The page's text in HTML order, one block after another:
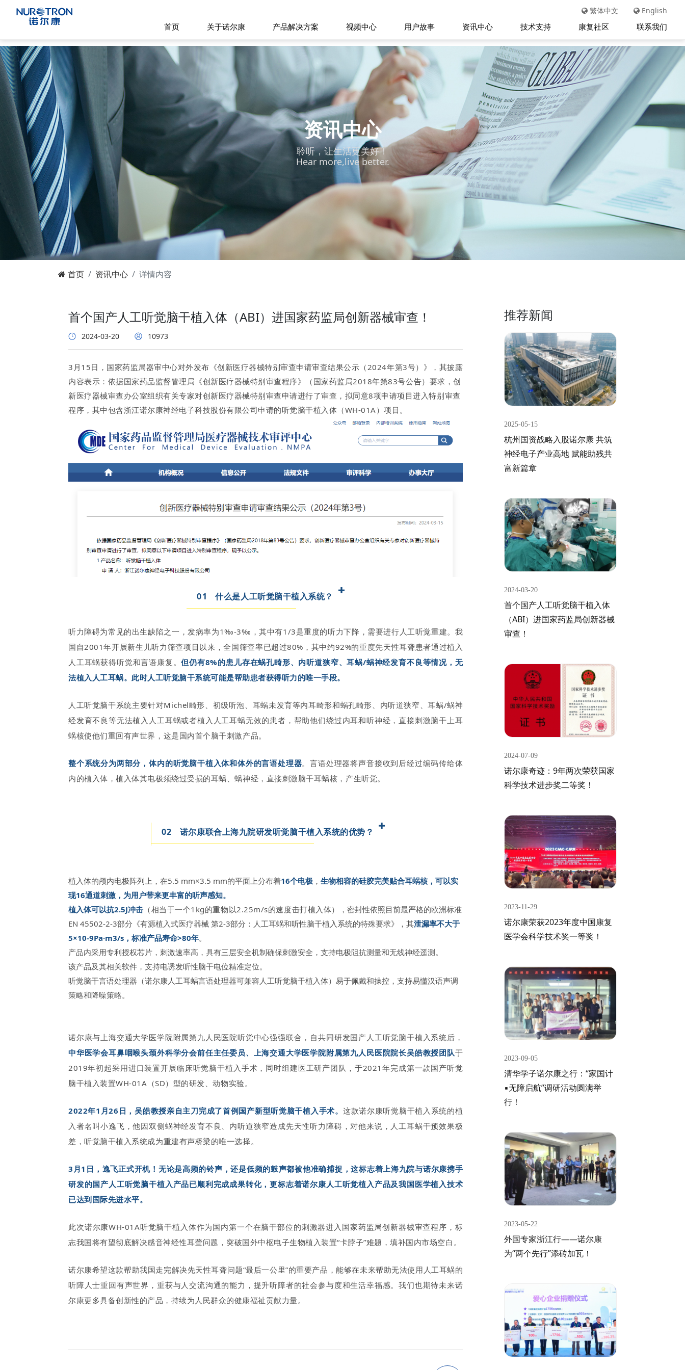
繁体中文 English
首页 关于诺尔康 产品解决方案 视频中心 用户故事 资讯中心 技术支持 康复社区 联系我们
资讯中心
聆听，让生活更美好！
Hear more,live better.
首页 资讯中心 详情内容
首个国产人工听觉脑干植入体（ABI）进国家药监局创新器械审查！
2024-03-20 10973
3 月 15日， 国家药监局器审中心对外发布《创新医疗器械特别审查申请审查结果公示（2024年第3号）》 ， 其披露
内容表示： 依据国家药品监督管理局《创新医疗器械特别审查程序》（国家药监局2018年第83号公告）要求，创
新医疗器械审查办公室组织有关专家对创新医疗器械特别审查申请进行了审查，拟同意8项申请项目进入特别审查
程序 ， 其中包含浙江诺尔康神经电子科技股份有限公司申请的听觉脑干植入体（WH-01A）项目。
01 什么是人工听觉脑干植入系统？
听力障碍为常见的出生缺陷之一，发病率为1‰-3‰，其中有1/3是重度的听力下降，需要进行人工听觉重建。我
国自2001年开展新生儿听力筛查项目以来，全国筛查率已超过80%，其中约92%的重度先天性耳聋患者通过植入
人工耳蜗获得听觉和言语康复。但仍有8%的患儿存在蜗孔畸形、内听道狭窄、耳蜗/蜗神经发育不良等情况，无
法植入人工耳蜗。此时人工听觉脑干系统可能是帮助患者获得听力的唯一手段。
人工听觉脑干系统主要针对Michel畸形、初级听泡、耳蜗未发育等内耳畸形和蜗孔畸形、内听道狭窄、耳蜗/蜗神
经发育不良等无法植入人工耳蜗或者植入人工耳蜗无效的患者，帮助他们绕过内耳和听神经，直接刺激脑干上耳
蜗核使他们重回有声世界，这是国内首个脑干刺激产品。
整个系统分为两部分，体内的听觉脑干植入体和体外的言语处理器。言语处理器将声音接收到后经过编码传给体
内的植入体，植入体其电极须绕过受损的耳蜗、蜗神经，直接刺激脑干耳蜗核，产生听觉。
02 诺尔康联合上海九院研发听觉脑干植入系统的优势？
植入体的颅内电极阵列上，在5.5 mm×3.5 mm的平面上分布着16个电极 ， 生物相容的硅胶完美贴合耳蜗核，可以实
现16通道刺激，为用户带来更丰富的听声感知。
植入体可以抗2.5J冲击 （相当于一个1kg的重物以2.25m/s的速度击打植入体）
，密封性依照目前最严格的欧洲标准
EN 45502-2-3部分《有源植入式医疗器械 第2-3部分：人工耳蜗和听性脑干植入系统的特殊要求》，其泄漏率不大于
5×10-9Pa·m3/s，标准产品寿命>80年。
产品内采用专利授权芯片，刺激速率高，具有三层安全机制确保刺激安全，支持电极阻抗测量和无线神经遥测。
该产品及其相关软件，支持电诱发听性脑干电位精准定位。
听觉脑干言语处理器（诺尔康人工耳蜗言语处理器可兼容人工听觉脑干植入体）易于佩戴和操控，支持易懂汉语声调
策略和降噪策略。
诺尔康与上海交通大学医学院附属第九人民医院听觉中心强强联合，自共同研发国产人工听觉脑干植入系统后，
中华医学会耳鼻咽喉头颈外科学分会前任主任委员、上海交通大学医学院附属第九人民医院院长吴皓教授团队于
2019年初起采用进口装置开展临床听觉脑干植入手术，同时组建医工研产团队，于2021年完成第一款国产听觉
脑干植入装置WH-01A（SD）型的研发、动物实验。
2022年1月26日，吴皓教授亲自主刀完成了首例国产新型听觉脑干植入手术。 这款诺尔康听觉脑干植入系统的植
入者名叫小逸飞，他因双侧蜗神经发育不良、内听道狭窄造成先天性听力障碍，对他来说，人工耳蜗干预效果极
差，听觉脑干植入系统成为重建有声桥梁的唯一选择。
3月1日，逸飞正式开机！ 无论是高频的铃声，还是低频的鼓声都被他准确捕捉，这标志着上海九院与诺尔康携手
研发的国产人工听觉脑干植入产品已顺利完成成果转化，更标志着诺尔康人工听觉植入产品及我国医学植入技术
已达到国际先进水平。
此次诺尔康WH-01A听觉脑干植入体作为国内第一个在脑干部位的刺激器进入国家药监局创新器械审查程序，标
志我国将有望彻底解决感音神经性耳聋问题， 突破国外中枢电子生物植入装置“卡脖子”难题，填补国内市场空白。
诺尔康希望这款帮助我国走完解决先天性耳聋问题“最后一公里”的重要产品，能够在未来帮助无法使用人工耳蜗的
听障人士重回有声世界，重获与人交流沟通的能力，提升听障者的社会参与度和生活幸福感。我们也期待未来诺
尔康更多具备创新性的产品，持续为人民群众的健康福祉贡献力量。
推荐新闻
2025-05-15
杭州国资战略入股诺尔康 共筑
神经电子产业高地 赋能助残共
富新篇章
2024-03-20
首个国产人工听觉脑干植入体
（ABI）进国家药监局创新器械
审查！
2024-07-09
诺尔康奇迹：9年两次荣获国家
科学技术进步奖二等奖！
2023-11-29
诺尔康荣获2023年度中国康复
医学会科学技术奖一等奖！
2023-09-05
清华学子诺尔康之行：“家国计
▪无障启航”调研活动圆满举
行！
2023-05-22
外国专家浙江行——诺尔康
为“两个先行”添砖加瓦！